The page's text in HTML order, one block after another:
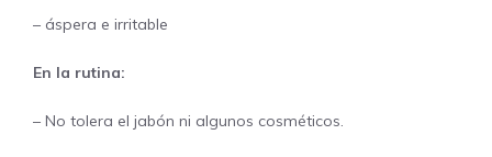
– áspera e irritable
En la rutina:
– No tolera el jabón ni algunos cosméticos.